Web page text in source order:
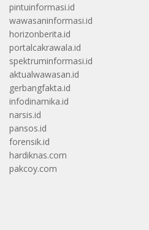
pintuinformasi.id
wawasaninformasi.id
horizonberita.id
portalcakrawala.id
spektruminformasi.id
aktualwawasan.id
gerbangfakta.id
infodinamika.id
narsis.id
pansos.id
forensik.id
hardiknas.com
pakcoy.com